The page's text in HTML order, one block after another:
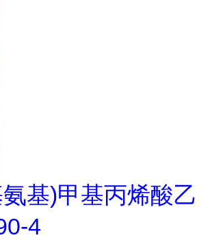
基)甲基丙烯酸乙
4